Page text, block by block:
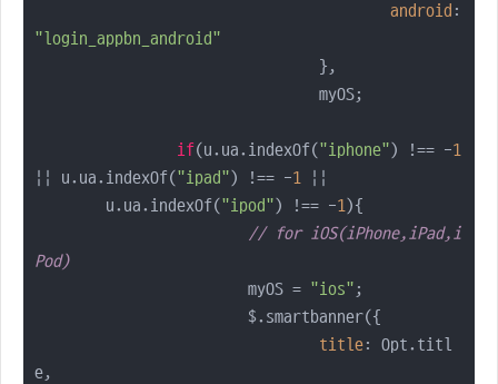
android
"login_appbn_android"
if(u.ua.indexOf("iphone") !== -1
|| u.ua.indexOf("ipad") !== -1 ||
        u.ua.indexOf(
"ipod") !== -1){
// for iOS(iPhone,iPad,i
Pod)
			myOS =
"ios" ;
title: Opt.titl
e,